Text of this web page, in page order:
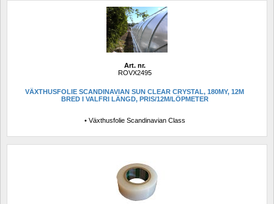
Art. nr.
ROVX2495
VÄXTHUSFOLIE SCANDINAVIAN SUN CLEAR CRYSTAL, 180MY, 12M
BRED I VALFRI LÄNGD, PRIS/12M/LÖPMETER
• Växthusfolie Scandinavian Class